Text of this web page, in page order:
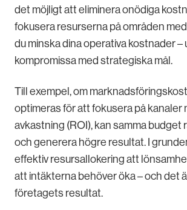
det möjligt att eliminera onödiga
fokusera resurserna på områden
du minska dina operativa kostnader –
kompromissa med strategiska mål.
Till exempel, om
optimeras för att fokusera på kanaler
avkastning (ROI), kan samma budget
och generera högre resultat. I
effektiv resursallokering att
att intäkterna behöver öka – och det
företagets resultat.